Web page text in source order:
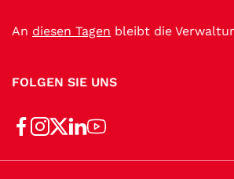
An diesen Tagen bleibt die
FOLGEN SIE UNS